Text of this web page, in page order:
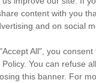
før du bruker
nr. 915
content with you
and on social
All", you
You can refuse
this banner. For